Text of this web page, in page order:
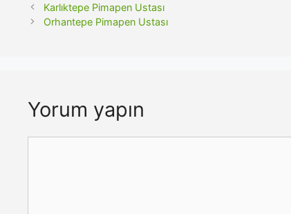
Karlıktepe Pimapen Ustası
Orhantepe Pimapen Ustası
Yorum yapın